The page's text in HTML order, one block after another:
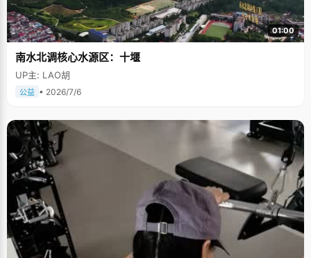
01:00
南水北调核心水源区：十堰
UP主: LAO胡
公益 • 2026/7/6